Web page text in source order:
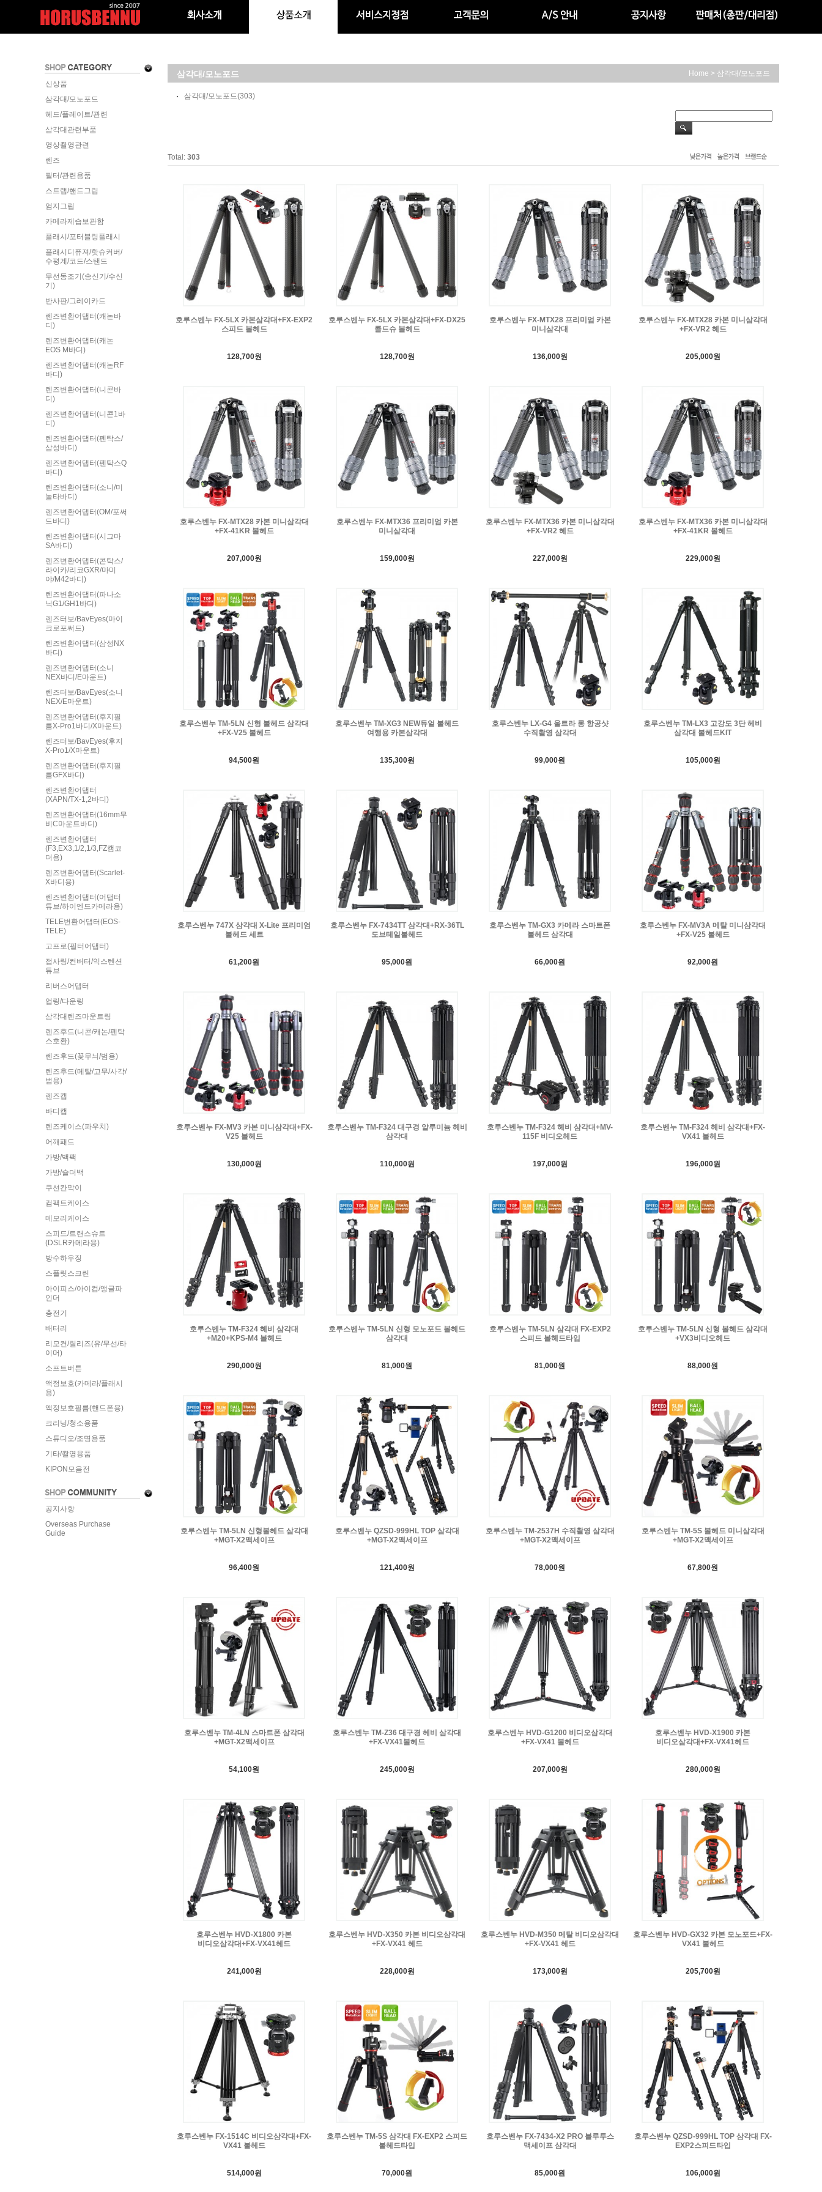
신상품
삼각대/모노포드
헤드/플레이트/관련
삼각대관련부품
영상촬영관련
렌즈
필터/관련용품
스트랩/핸드그립
엄지그립
카메라제습보관함
플래시/포터블링플래시
플래시디퓨져/핫슈커버/
수평계/코드/스탠드
무선동조기(송신기/수신
기)
반사판/그레이카드
렌즈변환어댑터(캐논바
디)
렌즈변환어댑터(캐논
EOS M바디)
렌즈변환어댑터(캐논RF
바디)
렌즈변환어댑터(니콘바
디)
렌즈변환어댑터(니콘1바
디)
렌즈변환어댑터(펜탁스/
삼성바디)
렌즈변환어댑터(펜탁스Q
바디)
렌즈변환어댑터(소니/미
놀타바디)
렌즈변환어댑터(OM/포써
드바디)
렌즈변환어댑터(시그마
SA바디)
렌즈변환어댑터(콘탁스/
라이카/리코GXR/마미
야/M42바디)
렌즈변환어댑터(파나소
닉G1/GH1바디)
렌즈터보/BavEyes(마이
크로포써드)
렌즈변환어댑터(삼성NX
바디)
렌즈변환어댑터(소니
NEX바디/E마운트)
렌즈터보/BavEyes(소니
NEX/E마운트)
렌즈변환어댑터(후지필
름X-Pro1바디/X마운트)
렌즈터보/BavEyes(후지
X-Pro1/X마운트)
렌즈변환어댑터(후지필
름GFX바디)
렌즈변환어댑터
(XAPN/TX-1,2바디)
렌즈변환어댑터(16mm무
비C마운트바디)
렌즈변환어댑터
(F3,EX3,1/2,1/3,FZ캠코
더용)
렌즈변환어댑터(Scarlet-
X바디용)
렌즈변환어댑터(어댑터
튜브/하이엔드카메라용)
TELE변환어댑터(EOS-
TELE)
고프로(필터어댑터)
접사링/컨버터/익스텐션
튜브
리버스어댑터
업링/다운링
삼각대렌즈마운트링
렌즈후드(니콘/캐논/펜탁
스호환)
렌즈후드(꽃무늬/범용)
렌즈후드(메탈/고무/사각/
범용)
렌즈캡
바디캡
렌즈케이스(파우치)
어깨패드
가방/백팩
가방/숄더백
쿠션칸막이
컴팩트케이스
메모리케이스
스피드/트랜스슈트
(DSLR카메라용)
방수하우징
스플릿스크린
아이피스/아이컵/앵글파
인더
충전기
배터리
리모컨/릴리즈(유/무선/타
이머)
소프트버튼
액정보호(카메라/플래시
용)
액정보호필름(핸드폰용)
크리닝/청소용품
스튜디오/조명용품
기타/촬영용품
KIPON모음전
공지사항
Overseas Purchase
Guide
삼각대/모노포드 Home > 삼각대/모노포드
삼각대/모노포드(303)
Total: 303
호루스벤누 FX-5LX 카본삼각대+FX-EXP2
스피드 볼헤드
128,700원
호루스벤누 FX-5LX 카본삼각대+FX-DX25
콜드슈 볼헤드
128,700원
호루스벤누 FX-MTX28 프리미엄 카본
미니삼각대
136,000원
호루스벤누 FX-MTX28 카본 미니삼각대
+FX-VR2 헤드
205,000원
호루스벤누 FX-MTX28 카본 미니삼각대
+FX-41KR 볼헤드
207,000원
호루스벤누 FX-MTX36 프리미엄 카본
미니삼각대
159,000원
호루스벤누 FX-MTX36 카본 미니삼각대
+FX-VR2 헤드
227,000원
호루스벤누 FX-MTX36 카본 미니삼각대
+FX-41KR 볼헤드
229,000원
호루스벤누 TM-5LN 신형 볼헤드 삼각대
+FX-V25 볼헤드
94,500원
호루스벤누 TM-XG3 NEW듀얼 볼헤드
여행용 카본삼각대
135,300원
호루스벤누 LX-G4 울트라 롱 항공샷
수직촬영 삼각대
99,000원
호루스벤누 TM-LX3 고강도 3단 헤비
삼각대 볼헤드KIT
105,000원
호루스벤누 747X 삼각대 X-Lite 프리미엄
볼헤드 세트
61,200원
호루스벤누 FX-7434TT 삼각대+RX-36TL
도브테일볼헤드
95,000원
호루스벤누 TM-GX3 카메라 스마트폰
볼헤드 삼각대
66,000원
호루스벤누 FX-MV3A 메탈 미니삼각대
+FX-V25 볼헤드
92,000원
호루스벤누 FX-MV3 카본 미니삼각대+FX-
V25 볼헤드
130,000원
호루스벤누 TM-F324 대구경 알루미늄 헤비
삼각대
110,000원
호루스벤누 TM-F324 헤비 삼각대+MV-
115F 비디오헤드
197,000원
호루스벤누 TM-F324 헤비 삼각대+FX-
VX41 볼헤드
196,000원
호루스벤누 TM-F324 헤비 삼각대
+M20+KPS-M4 볼헤드
290,000원
호루스벤누 TM-5LN 신형 모노포드 볼헤드
삼각대
81,000원
호루스벤누 TM-5LN 삼각대 FX-EXP2
스피드 볼헤드타입
81,000원
호루스벤누 TM-5LN 신형 볼헤드 삼각대
+VX3비디오헤드
88,000원
호루스벤누 TM-5LN 신형볼헤드 삼각대
+MGT-X2맥세이프
96,400원
호루스벤누 QZSD-999HL TOP 삼각대
+MGT-X2맥세이프
121,400원
호루스벤누 TM-2537H 수직촬영 삼각대
+MGT-X2맥세이프
78,000원
호루스벤누 TM-5S 볼헤드 미니삼각대
+MGT-X2맥세이프
67,800원
호루스벤누 TM-4LN 스마트폰 삼각대
+MGT-X2맥세이프
54,100원
호루스벤누 TM-Z36 대구경 헤비 삼각대
+FX-VX41볼헤드
245,000원
호루스벤누 HVD-G1200 비디오삼각대
+FX-VX41 볼헤드
207,000원
호루스벤누 HVD-X1900 카본
비디오삼각대+FX-VX41헤드
280,000원
호루스벤누 HVD-X1800 카본
비디오삼각대+FX-VX41헤드
241,000원
호루스벤누 HVD-X350 카본 비디오삼각대
+FX-VX41 헤드
228,000원
호루스벤누 HVD-M350 메탈 비디오삼각대
+FX-VX41 헤드
173,000원
호루스벤누 HVD-GX32 카본 모노포드+FX-
VX41 볼헤드
205,700원
호루스벤누 FX-1514C 비디오삼각대+FX-
VX41 볼헤드
514,000원
호루스벤누 TM-5S 삼각대 FX-EXP2 스피드
볼헤드타입
70,000원
호루스벤누 FX-7434-X2 PRO 블루투스
맥세이프 삼각대
85,000원
호루스벤누 QZSD-999HL TOP 삼각대 FX-
EXP2스피드타입
106,000원